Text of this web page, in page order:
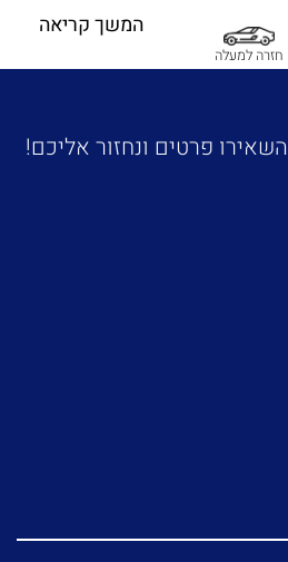
המשך קריאה
חזרה למעלה
השאירו פרטים ונחזור אליכם!